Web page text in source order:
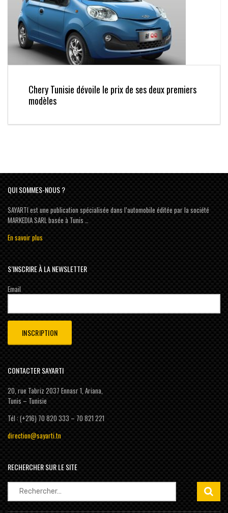
Chery Tunisie dévoile le prix de ses deux premiers
modèles
QUI SOMMES-NOUS ?
SAYARTI est une publication spécialisée dans l’automobile éditée par la société
MARKEDIA SARL basée à Tunis …
En savoir plus
S’INSCRIRE À LA NEWSLETTER
Email
CONTACTER SAYARTI
20, rue Tabriz 2037 Ennasr 1, Ariana,
Tunis – Tunisie
Tél : (+216) 70 820 333 – 70 821 221
direction@sayarti.tn
RECHERCHER SUR LE SITE
Rechercher :